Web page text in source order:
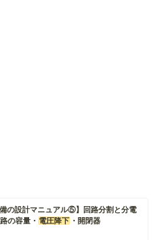
備の設計マニュアル⑤】回路分割と分電
の容量・ 電圧降下 ・開閉器